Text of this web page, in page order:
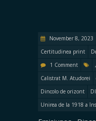
November 8, 2023
Certitudinea print
1 Comment
Calistrat M. Atudorei
Dincolo de orizont
Unirea de la 1918 a